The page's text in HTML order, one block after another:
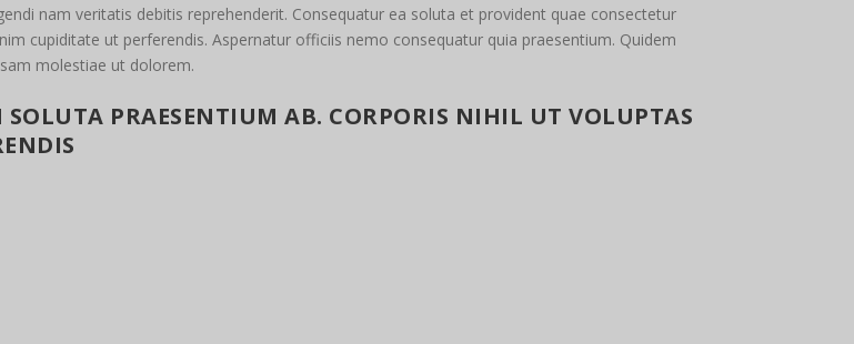
nam veritatis debitis reprehenderit. Consequatur ea soluta et provident quae consectetur
cupiditate ut perferendis. Aspernatur officiis nemo consequatur quia praesentium. Quidem
molestiae ut dolorem.
PRAESENTIUM AB. CORPORIS NIHIL UT VOLUPTAS